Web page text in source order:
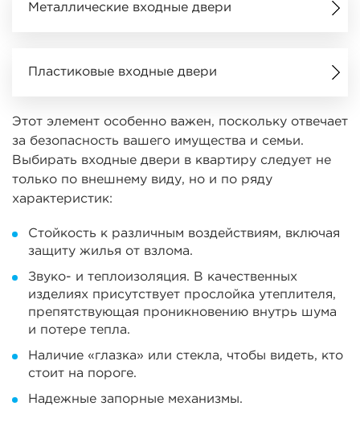
Металлические входные двери
Пластиковые входные двери
Этот элемент особенно важен, поскольку отвечает
за безопасность вашего имущества и семьи.
Выбирать входные двери в квартиру следует не
только по внешнему виду, но и по ряду
характеристик:
Стойкость к различным воздействиям, включая
защиту жилья от взлома.
Звуко- и теплоизоляция. В качественных
изделиях присутствует прослойка утеплителя,
препятствующая проникновению внутрь шума
и потере тепла.
Наличие «глазка» или стекла, чтобы видеть, кто
стоит на пороге.
Надежные запорные механизмы.